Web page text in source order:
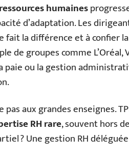
humaines
d’adaptation. Les
fait la différence et à confier
de groupes comme
paie ou la gestion
pas aux grandes enseignes.
RH rare, souvent hors
? Une gestion RH